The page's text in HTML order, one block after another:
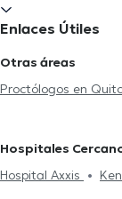
Enlaces Útiles
Otras áreas
Proctólogos en
Hospitales
Hospital Axxis